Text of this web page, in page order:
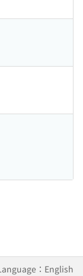
：English